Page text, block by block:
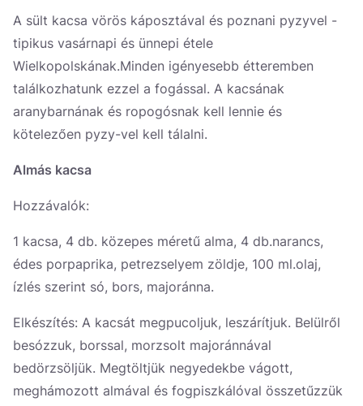
A sült kacsa vörös káposztával és poznani pyzyvel -
tipikus vasárnapi és ünnepi étele
Wielkopolskának.Minden igényesebb étteremben
találkozhatunk ezzel a fogással. A kacsának
aranybarnának és ropogósnak kell lennie és
kötelezően pyzy-vel kell tálalni.
Almás kacsa
Hozzávalók:
1 kacsa, 4 db. közepes méretű alma, 4 db.narancs,
édes porpaprika, petrezselyem zöldje, 100 ml.olaj,
ízlés szerint só, bors, majoránna.
Elkészítés: A kacsát megpucoljuk, leszárítjuk. Belülről
besózzuk, borssal, morzsolt majoránnával
bedörzsöljük. Megtöltjük negyedekbe vágott,
meghámozott almával és fogpiszkálóval összetűzzük